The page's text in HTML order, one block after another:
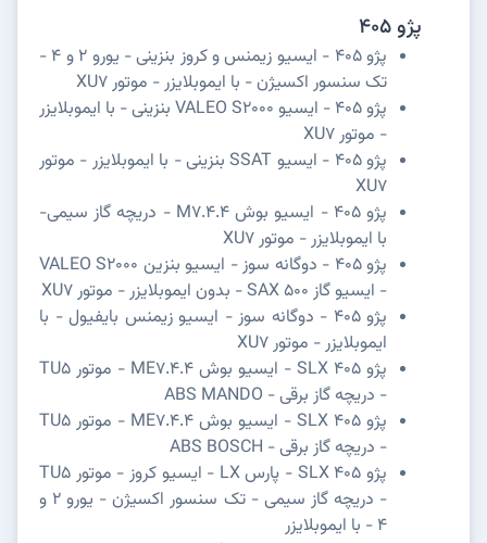
پژو 405
پژو 405 - ایسیو زیمنس و کروز بنزینی - یورو 2 و 4 -
تک سنسور اکسیژن - با ایموبلایزر - موتور XU7
پژو 405 - ایسیو VALEO S2000 بنزینی - با ایموبلایزر
- موتور XU7
پژو 405 - ایسیو SSAT بنزینی - با ایموبلایزر - موتور
XU7
پژو 405 - ایسیو بوش M7.4.4 - دریچه گاز سیمی-
با ایموبلایزر - موتور XU7
پژو 405 - دوگانه سوز - ایسیو بنزین VALEO S2000
- ایسیو گاز SAX 500 - بدون ایموبلایزر - موتور XU7
پژو 405 - دوگانه سوز - ایسیو زیمنس بایفیول - با
ایموبلایزر - موتور XU7
پژو SLX 405 - ایسیو بوش ME7.4.4 - موتور TU5
- دریچه گاز برقی - ABS MANDO
پژو SLX 405 - ایسیو بوش ME7.4.4 - موتور TU5
- دریچه گاز برقی - ABS BOSCH
پژو SLX 405 - پارس LX - ایسیو کروز - موتور TU5
- دریچه گاز سیمی - تک سنسور اکسیژن - یورو 2 و
4 - با ایموبلایزر